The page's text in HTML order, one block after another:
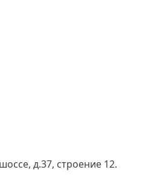
д.37, строение 12.